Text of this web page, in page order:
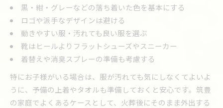
黒・紺・グレーなどの落ち着いた色を基本にする
ロゴや派手なデザインは避ける
動きやすい服・汚れても良い服を選ぶ
靴はヒールよりフラットシューズやスニーカー
着替えや消臭スプレーの準備も考慮する
特にお子様がいる場合は、服が汚れても気にしなくてよいよ
うに、予備の上着やタオルも準備しておくと安心です。筑豊
の家庭でよくあるケースとして、火葬後にそのまま外出する